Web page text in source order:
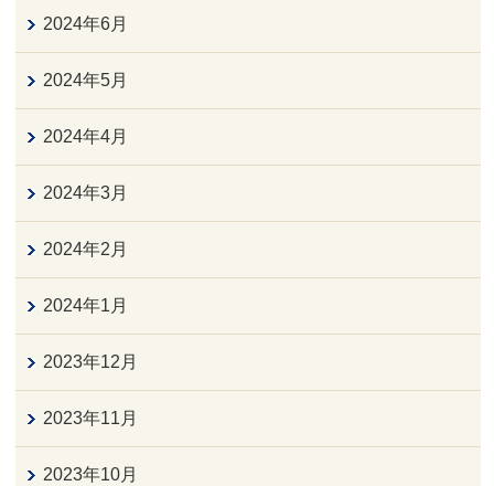
2024年6月
2024年5月
2024年4月
2024年3月
2024年2月
2024年1月
2023年12月
2023年11月
2023年10月